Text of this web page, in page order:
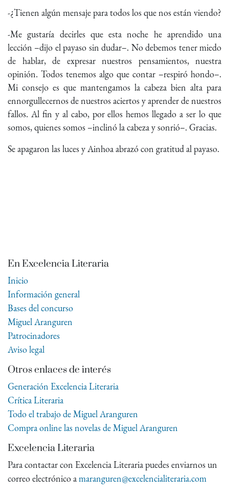
-¿Tienen algún mensaje para todos los que nos están viendo?
-Me gustaría decirles que esta noche he aprendido una
lección –dijo el payaso sin dudar–. No debemos tener miedo
de hablar, de expresar nuestros pensamientos, nuestra
opinión. Todos tenemos algo que contar –respiró hondo–.
Mi consejo es que mantengamos la cabeza bien alta para
ennorgullecernos de nuestros aciertos y aprender de nuestros
fallos. Al fin y al cabo, por ellos hemos llegado a ser lo que
somos, quienes somos –inclinó la cabeza y sonrió–. Gracias.
Se apagaron las luces y Ainhoa abrazó con gratitud al payaso.
En Excelencia Literaria
Inicio
Información general
Bases del concurso
Miguel Aranguren
Patrocinadores
Aviso legal
Otros enlaces de interés
Generación Excelencia Literaria
Crítica Literaria
Todo el trabajo de Miguel Aranguren
Compra online las novelas de Miguel Aranguren
Excelencia Literaria
Para contactar con Excelencia Literaria puedes enviarnos un
correo electrónico amaranguren@excelencialiteraria.com